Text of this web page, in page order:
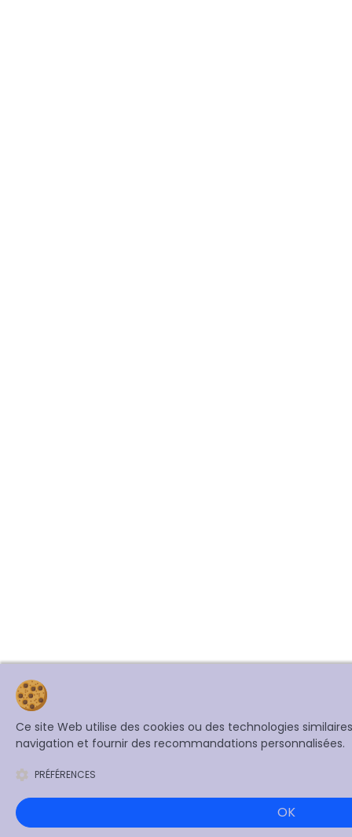
Ce site Web utilise des cookies ou des technologies
navigation et fournir des recommandations personnalisées.
PRÉFÉRENCES
OK